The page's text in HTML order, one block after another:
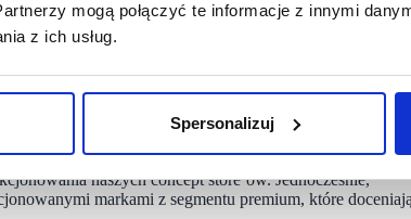
mogą połączyć te informacje z innymi
z ich usług.
Spersonalizuj
kw. br. zostaną obciążone zwiększonymi nakładami
Answear do segmentu premium. W tym czasie
w Warszawie. Lokale są pierwszymi tego typu
jak i nowych klientów. Otwarcie pozytywnie powinno
w przyszłych okresach.
naszych concept store’ów. Jednocześnie,
markami z segmentu premium, które doceniają